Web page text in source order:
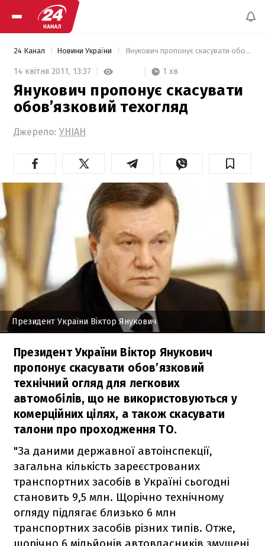
24 Канал Новини України Янукович пропонує скасувати обов’язковий техогляд
14 квітня 2011, 13:37 1 хв
Янукович пропонує скасувати
обов’язковий техогляд
Джерело: УНІАН
Президент України Віктор Янукович
Президент України Віктор Янукович
пропонує скасувати обов’язковий
технічний огляд для легкових
автомобілів, що не використовуються у
комерційних цілях, а також скасувати
талони про проходження ТО.
"За даними державної автоінспекції,
загальна кількість зареєстрованих
транспортних засобів в Україні сьогодні
становить 9,5 млн. Щорічно технічному
огляду підлягає близько 6 млн
транспортних засобів різних типів. Отже,
щорічно 6 мільйонів автовласників змушені